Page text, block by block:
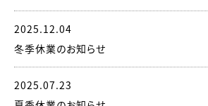
2025.12.04
冬季休業のお知らせ
2025.07.23